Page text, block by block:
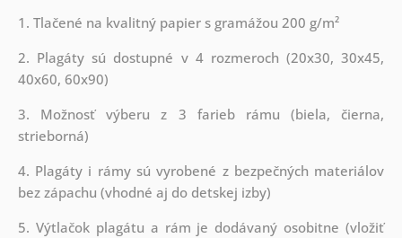
1. Tlačené na kvalitný papier s gramážou 200 g/m²
2. Plagáty sú dostupné v 4 rozmeroch (20x30, 30x45,
40x60, 60x90)
3. Možnosť výberu z 3 farieb rámu (biela, čierna,
strieborná)
4. Plagáty i rámy sú vyrobené z bezpečných materiálov
bez zápachu (vhodné aj do detskej izby)
5. Výtlačok plagátu a rám je dodávaný osobitne (vložiť